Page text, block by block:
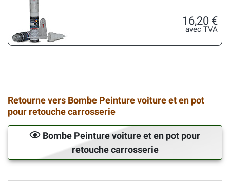
16,20 €
avec TVA
Retourne vers Bombe Peinture voiture et en pot
pour retouche carrosserie
Bombe Peinture voiture et en pot pour
retouche carrosserie